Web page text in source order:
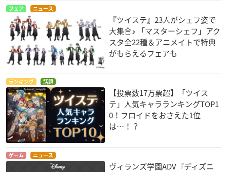
フェア ニュース
『ツイステ』23人がシェフ姿で
大集合♪ 「マスターシェフ」アク
スタ全22種＆アニメイトで特典
がもらえるフェアも
ランキング 話題
【投票数17万票超】「ツイス
テ」人気キャラランキングTOP1
0！フロイドをおさえた1位
は…！？
ゲーム ニュース
ヴィランズ学園ADV『ディズニ